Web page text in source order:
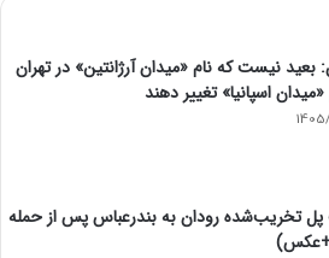
بعید نیست که نام «میدان آرژانتین» در تهران
«میدان اسپانیا» تغییر دهند
تخریب‌شده رودان به بندرعباس پس از حمله
(+عکس)